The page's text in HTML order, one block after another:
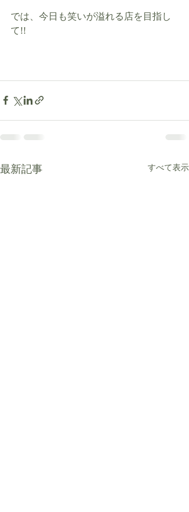
では、今日も笑いが溢れる店を目指し
て!!
最新記事 すべて表示